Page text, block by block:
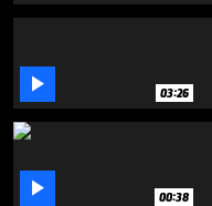
 03:26
 00:38